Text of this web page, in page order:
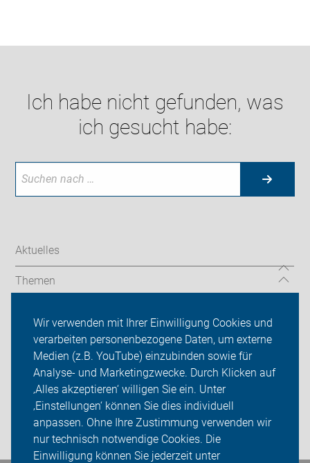
Wir verwenden mit Ihrer Einwilligung Cookies und
verarbeiten personenbezogene Daten, um externe
Medien (z.B. YouTube) einzubinden sowie für
Analyse- und Marketingzwecke. Durch Klicken auf
‚Alles akzeptieren‘ willigen Sie ein. Unter
‚Einstellungen‘ können Sie dies individuell
anpassen. Ohne Ihre Zustimmung verwenden wir
nur technisch notwendige Cookies. Die
Einwilligung können Sie jederzeit unter
Ich habe nicht gefunden, was
ich gesucht habe:
Aktuelles
Themen
Der ADFC in Krefeld und im Kreis Viersen
Sei dabei
Presse
Login